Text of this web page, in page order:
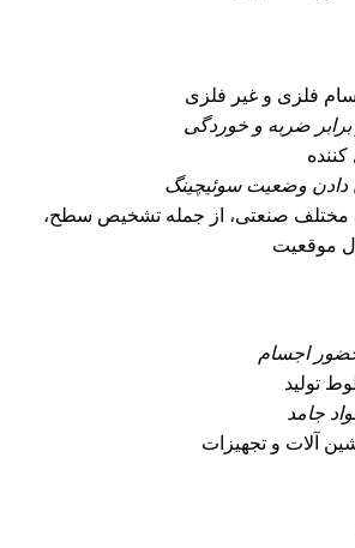
فلزی و غیر فلزی
برابر ضربه و خوردگی
مختلف صنعتی، از جمله تشخیص سطح،
موقعیت
اجسام
تولید
جامد
آلات و تجهیزات